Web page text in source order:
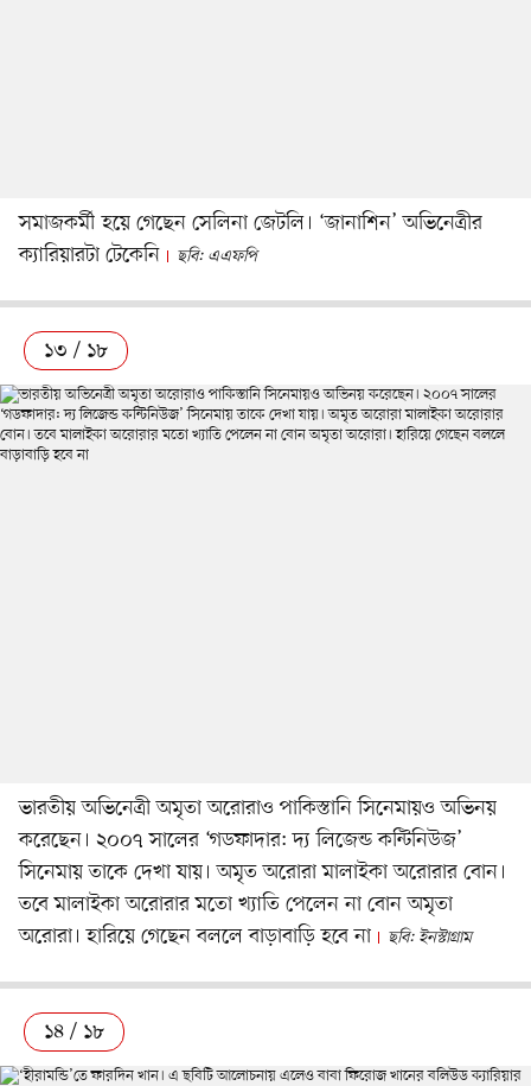
সমাজকর্মী হয়ে গেছেন সেলিনা জেটলি। ‘জানাশিন’ অভিনেত্রীর
ক্যারিয়ারটা টেকেনি
ছবি: এএফপি
১৩ / ১৮
ভারতীয় অভিনেত্রী অমৃতা অরোরাও পাকিস্তানি সিনেমায়ও অভিনয়
করেছেন। ২০০৭ সালের ‘গডফাদার: দ্য লিজেন্ড কন্টিনিউজ’
সিনেমায় তাকে দেখা যায়। অমৃত অরোরা মালাইকা অরোরার বোন।
তবে মালাইকা অরোরার মতো খ্যাতি পেলেন না বোন অমৃতা
অরোরা। হারিয়ে গেছেন বললে বাড়াবাড়ি হবে না
ছবি: ইনস্টাগ্রাম
১৪ / ১৮